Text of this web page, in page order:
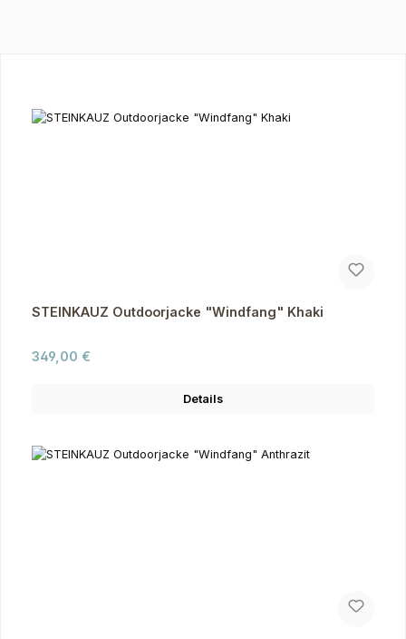
STEINKAUZ Outdoorjacke "Windfang" Khaki
Regulärer Preis:
349,00 €
Details